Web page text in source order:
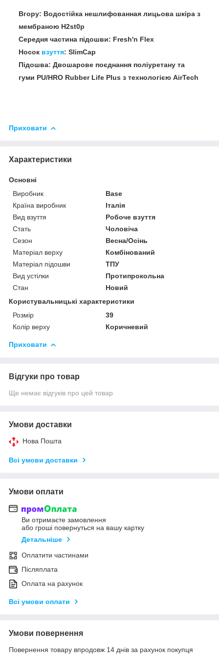
Вгору: Водостійка нешлифованная лицьова шкіра з
мембраною H2st0p
Середня частина підошви: Fresh'n Flex
Носок взуття: SlimCap
Підошва: Двошарове поєднання поліуретану та
гуми PU/HRO Rubber Life Plus з технологією AirTech
Приховати
Характеристики
Основні
Виробник
Base
Країна виробник
Італія
Вид взуття
Робоче взуття
Стать
Чоловіча
Сезон
Весна/Осінь
Матеріал верху
Комбінований
Матеріал підошви
ТПУ
Вид устілки
Протипрокольна
Стан
Новий
Користувальницькі характеристики
Розмір
39
Колір верху
Коричневий
Приховати
Відгуки про товар
Ще немає відгуків про цей товар
Умови доставки
Нова Пошта
Всі умови доставки
Умови оплати
Ви отримаєте замовлення
або гроші повернуться на вашу картку
Детальніше
Оплатити частинами
Післяплата
Оплата на рахунок
Всі умови оплати
Умови повернення
Повернення товару впродовж 14 днів за рахунок покупця